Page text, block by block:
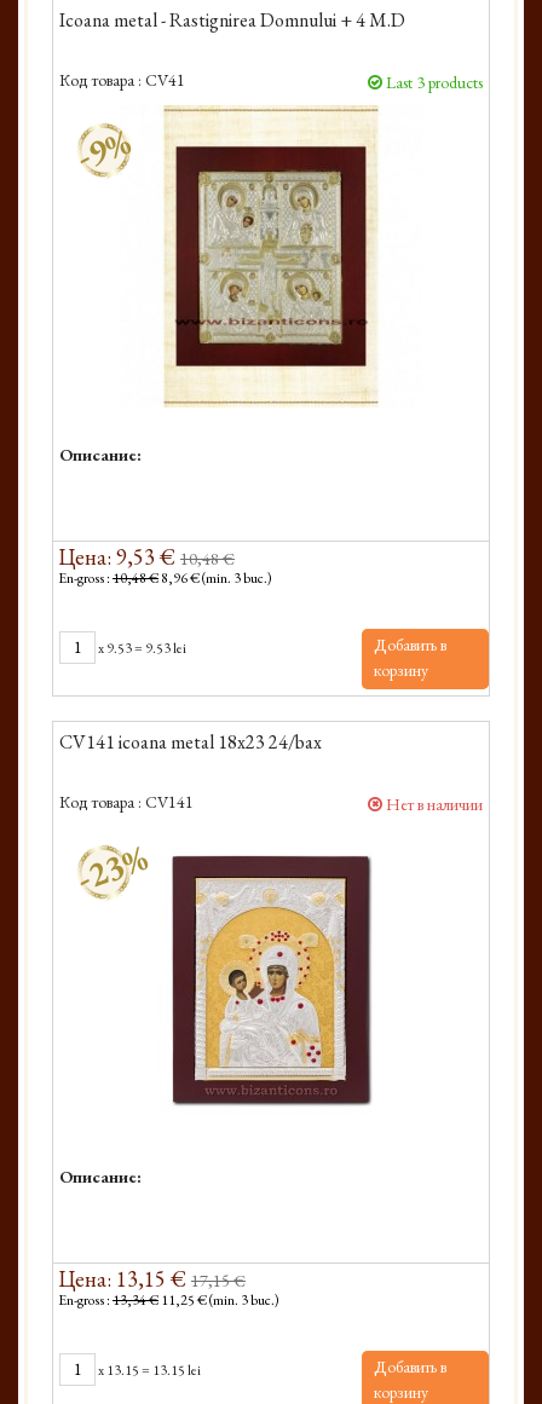
Icoana metal - Rastignirea Domnului + 4 M.D
Код товара : CV41 Last 3 products
-9%
Описание:
Цена: 9,53 € 10,48 €
En-gross :10,48 €8,96 € (min. 3 buc.)
x9.53= 9.53 lei
Добавить в
корзину
CV141 icoana metal 18x23 24/bax
Код товара : CV141 Нет в наличии
-23%
Описание:
Цена: 13,15 € 17,15 €
En-gross :13,34 €11,25 € (min. 3 buc.)
x13.15= 13.15 lei
Добавить в
корзину